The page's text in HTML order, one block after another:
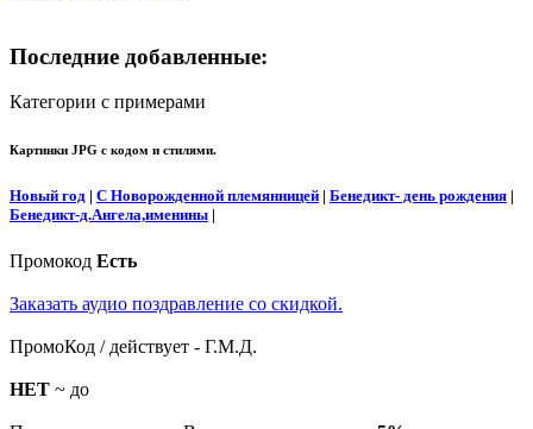
Последние добавленные:
Категории с примерами
Картинки JPG с кодом и стилями.
Новый год | С Новорожденной племянницей | Бенедикт- день рождения |
Бенедикт-д.Ангела,именины |
Промокод Есть
Заказать аудио поздравление со скидкой.
ПромоКод / действует - Г.М.Д.
НЕТ ~ до